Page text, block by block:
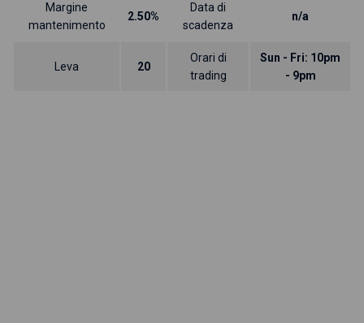
Margine
mantenimento
2.50%
Data di
scadenza
n/a
Leva 20
Orari di
trading
Sun - Fri: 10pm
- 9pm